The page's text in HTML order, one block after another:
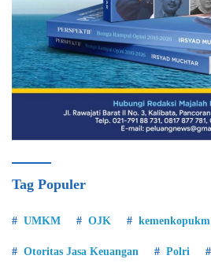
Tag Populer
UMKM OJK kemenkopukm
Otoritas Jasa Keuangan Polri